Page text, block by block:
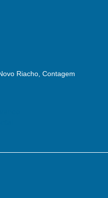
Riacho, Contagem